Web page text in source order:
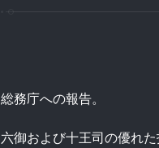
総務庁への報告。
六御および十王司の優れ